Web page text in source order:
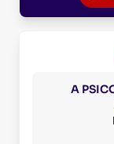
A